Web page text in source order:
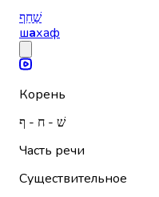
שַׁחַף
шахаф
Корень
שׁ - ח - ף
Часть речи
Существительное